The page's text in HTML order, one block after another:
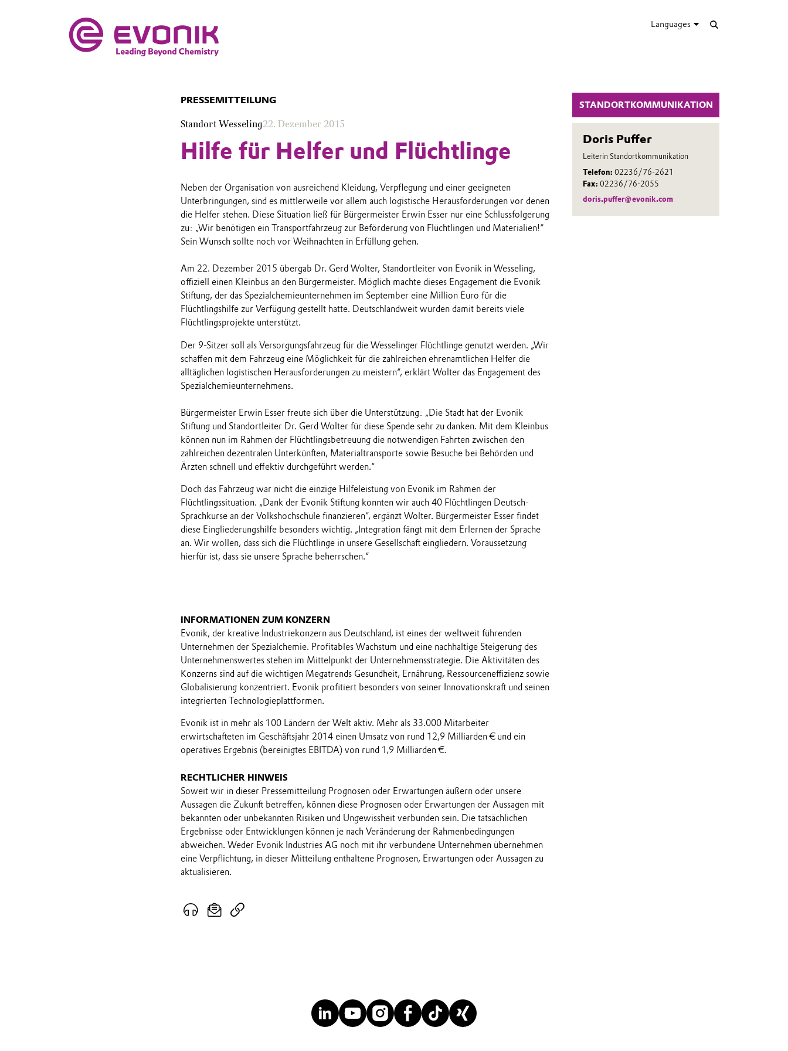
Languages
STANDORTKOMMUNIKATION
Doris Puffer
Leiterin Standortkommunikation
Telefon: 02236/76-2621
Fax: 02236/76-2055
doris.puffer@evonik.com
PRESSEMITTEILUNG
Standort Wesseling22. Dezember 2015
Hilfe für Helfer und Flüchtlinge
Neben der Organisation von ausreichend Kleidung, Verpflegung und einer geeigneten
Unterbringungen, sind es mittlerweile vor allem auch logistische Herausforderungen vor denen
die Helfer stehen. Diese Situation ließ für Bürgermeister Erwin Esser nur eine Schlussfolgerung
zu: „Wir benötigen ein Transportfahrzeug zur Beförderung von Flüchtlingen und Materialien!“
Sein Wunsch sollte noch vor Weihnachten in Erfüllung gehen.
Am 22. Dezember 2015 übergab Dr. Gerd Wolter, Standortleiter von Evonik in Wesseling,
offiziell einen Kleinbus an den Bürgermeister. Möglich machte dieses Engagement die Evonik
Stiftung, der das Spezialchemieunternehmen im September eine Million Euro für die
Flüchtlingshilfe zur Verfügung gestellt hatte. Deutschlandweit wurden damit bereits viele
Flüchtlingsprojekte unterstützt.
Der 9-Sitzer soll als Versorgungsfahrzeug für die Wesselinger Flüchtlinge genutzt werden. „Wir
schaffen mit dem Fahrzeug eine Möglichkeit für die zahlreichen ehrenamtlichen Helfer die
alltäglichen logistischen Herausforderungen zu meistern“, erklärt Wolter das Engagement des
Spezialchemieunternehmens.
Bürgermeister Erwin Esser freute sich über die Unterstützung: „Die Stadt hat der Evonik
Stiftung und Standortleiter Dr. Gerd Wolter für diese Spende sehr zu danken. Mit dem Kleinbus
können nun im Rahmen der Flüchtlingsbetreuung die notwendigen Fahrten zwischen den
zahlreichen dezentralen Unterkünften, Materialtransporte sowie Besuche bei Behörden und
Ärzten schnell und effektiv durchgeführt werden.“
Doch das Fahrzeug war nicht die einzige Hilfeleistung von Evonik im Rahmen der
Flüchtlingssituation. „Dank der Evonik Stiftung konnten wir auch 40 Flüchtlingen Deutsch-
Sprachkurse an der Volkshochschule finanzieren“, ergänzt Wolter. Bürgermeister Esser findet
diese Eingliederungshilfe besonders wichtig. „Integration fängt mit dem Erlernen der Sprache
an. Wir wollen, dass sich die Flüchtlinge in unsere Gesellschaft eingliedern. Voraussetzung
hierfür ist, dass sie unsere Sprache beherrschen.“
INFORMATIONEN ZUM KONZERN
Evonik, der kreative Industriekonzern aus Deutschland, ist eines der weltweit führenden
Unternehmen der Spezialchemie. Profitables Wachstum und eine nachhaltige Steigerung des
Unternehmenswertes stehen im Mittelpunkt der Unternehmensstrategie. Die Aktivitäten des
Konzerns sind auf die wichtigen Megatrends Gesundheit, Ernährung, Ressourceneffizienz sowie
Globalisierung konzentriert. Evonik profitiert besonders von seiner Innovationskraft und seinen
integrierten Technologieplattformen.
Evonik ist in mehr als 100 Ländern der Welt aktiv. Mehr als 33.000 Mitarbeiter
erwirtschafteten im Geschäftsjahr 2014 einen Umsatz von rund 12,9 Milliarden € und ein
operatives Ergebnis (bereinigtes EBITDA) von rund 1,9 Milliarden €.
RECHTLICHER HINWEIS
Soweit wir in dieser Pressemitteilung Prognosen oder Erwartungen äußern oder unsere
Aussagen die Zukunft betreffen, können diese Prognosen oder Erwartungen der Aussagen mit
bekannten oder unbekannten Risiken und Ungewissheit verbunden sein. Die tatsächlichen
Ergebnisse oder Entwicklungen können je nach Veränderung der Rahmenbedingungen
abweichen. Weder Evonik Industries AG noch mit ihr verbundene Unternehmen übernehmen
eine Verpflichtung, in dieser Mitteilung enthaltene Prognosen, Erwartungen oder Aussagen zu
aktualisieren.